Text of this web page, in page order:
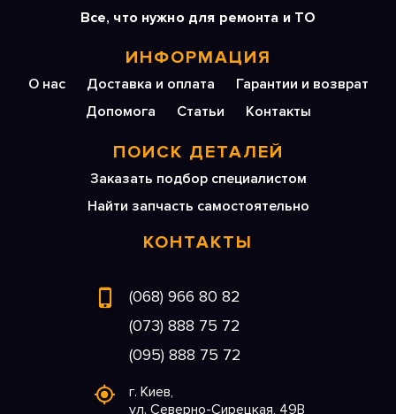
Все, что нужно для ремонта и ТО
ИНФОРМАЦИЯ
О нас Доставка и оплата
Гарантии и возврат
Допомога
Статьи Контакты
ПОИСК ДЕТАЛЕЙ
Заказать подбор специалистом
Найти запчасть самостоятельно
КОНТАКТЫ
(068) 966 80 82
(073) 888 75 72
(095) 888 75 72
г. Киев,
ул. Северно-Сирецкая, 49В